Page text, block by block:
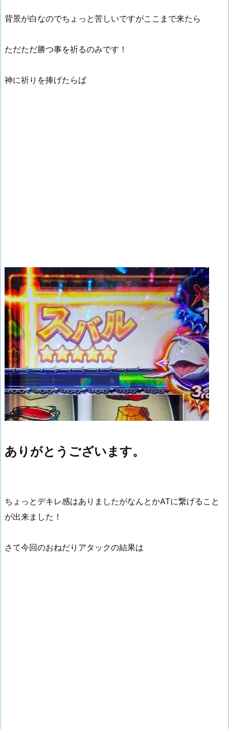
背景が白なのでちょっと苦しいですがここまで来たら
ただただ勝つ事を祈るのみです！
神に祈りを捧げたらば
ありがとうございます。
ちょっとデキレ感はありましたがなんとかATに繋げること
が出来ました！
さて今回のおねだりアタックの結果は